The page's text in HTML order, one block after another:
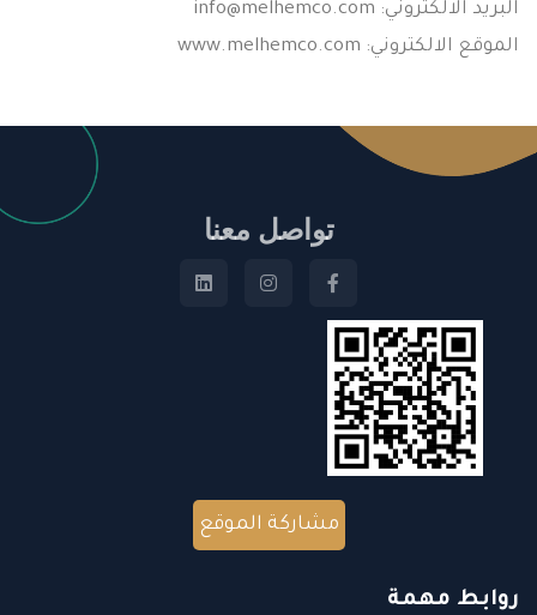
البريد الالكتروني: info@melhemco.com
الموقع الالكتروني: www.melhemco.com
تواصل معنا
مشاركة الموقع
روابط مهمة